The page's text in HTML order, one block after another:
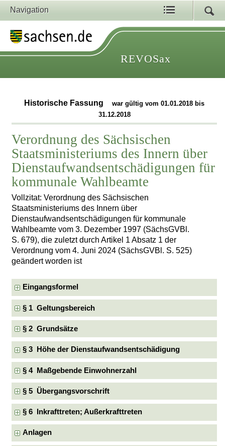
Navigation
REVOSax
Historische Fassung
war gültig vom 01.01.2018 bis
31.12.2018
Verordnung des Sächsischen
Staatsministeriums des Innern über
Dienstaufwandsentschädigungen für
kommunale Wahlbeamte
Vollzitat: Verordnung des Sächsischen
Staatsministeriums des Innern über
Dienstaufwandsentschädigungen für kommunale
Wahlbeamte vom 3. Dezember 1997 (SächsGVBl.
S. 679), die zuletzt durch Artikel 1 Absatz 1 der
Verordnung vom 4. Juni 2024 (SächsGVBl. S. 525)
geändert worden ist
Eingangsformel
§ 1 Geltungsbereich
§ 2 Grundsätze
§ 3 Höhe der Dienstaufwandsentschädigung
§ 4 Maßgebende Einwohnerzahl
§ 5 Übergangsvorschrift
§ 6 Inkrafttreten; Außerkrafttreten
Anlagen